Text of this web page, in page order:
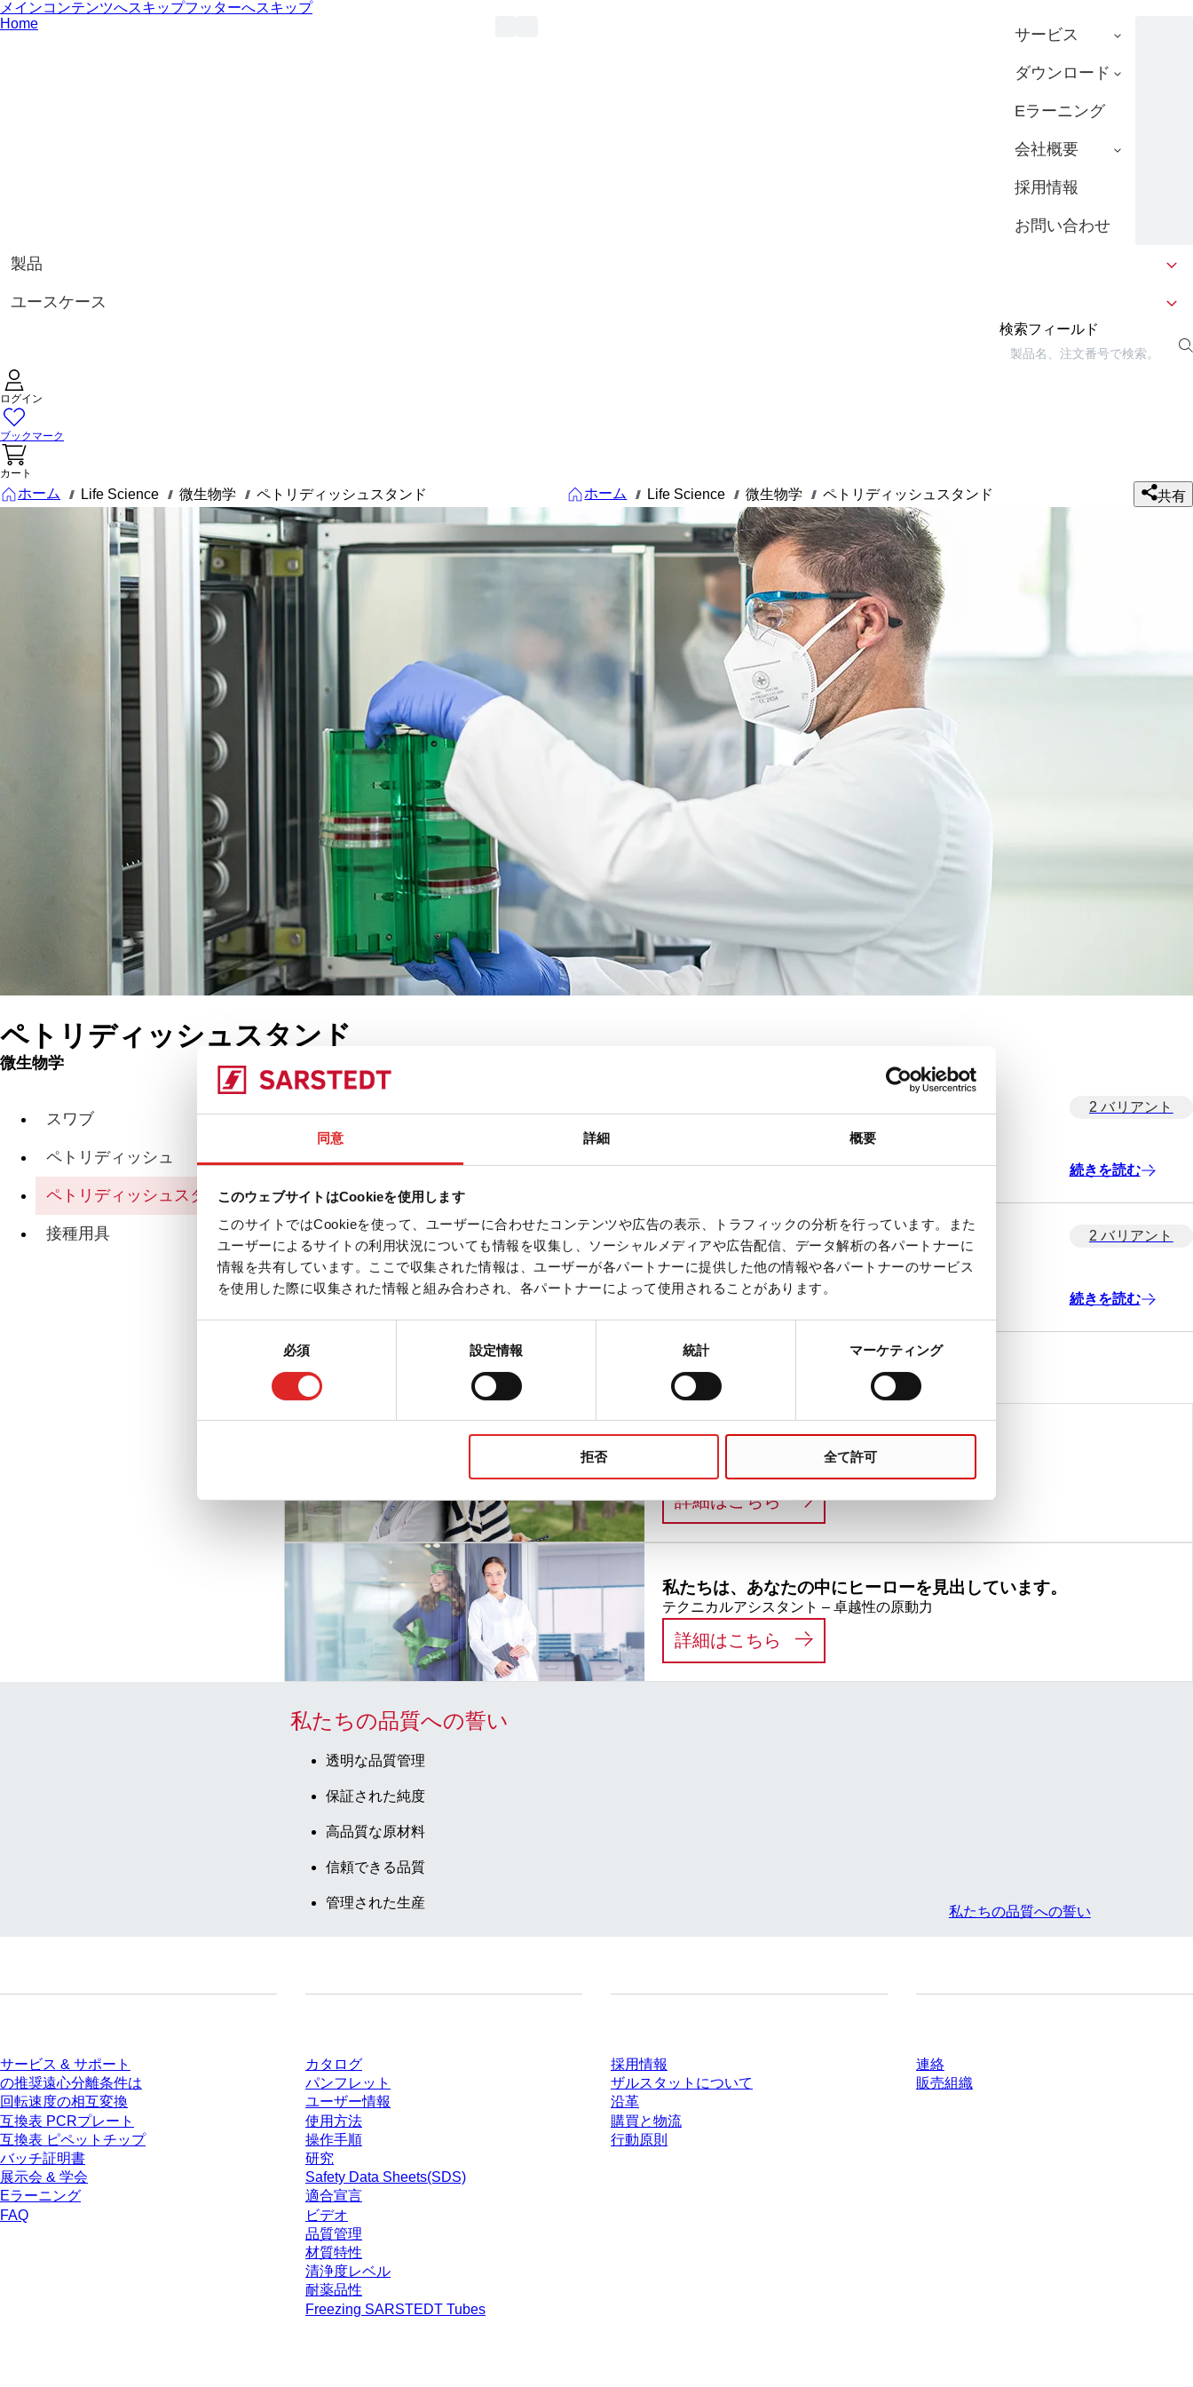
同意 詳細 概要
このウェブサイトはCookieを使用します
このサイトではCookieを使って、ユーザーに合わせたコンテンツや広告の表示、トラフィックの分析を行っています。また
ユーザーによるサイトの利用状況についても情報を収集し、ソーシャルメディアや広告配信、データ解析の各パートナーに
情報を共有しています。ここで収集された情報は、ユーザーが各パートナーに提供した他の情報や各パートナーのサービス
を使用した際に収集された情報と組み合わされ、各パートナーによって使用されることがあります。
必須 設定情報 統計 マーケティング
拒否 全て許可
メインコンテンツへスキップフッターへスキップ
Home
サービス
ダウンロード
Eラーニング
会社概要
採用情報
お問い合わせ
製品
ユースケース
検索フィールド
ログイン
ブックマーク
カート
ホーム /// Life Science /// 微生物学 /// ペトリディッシュスタンド ホーム /// Life Science /// 微生物学 /// ペトリディッシュスタンド 共有
ペトリディッシュスタンド
微生物学
スワブ
ペトリディッシュ
ペトリディッシュスタンド
接種用具
製品
2 バリアント
続きを読む
DishRack用シリコンストリップ 2 バリアント
続きを読む
Life is not always science. But science is our Life.
詳細はこちら:LIFE SCIENCE
私たちは、あなたの中にヒーローを見出しています。
テクニカルアシスタント – 卓越性の原動力
詳細はこちら 私たちは、あなたの中にヒーローを見出していま
私たちの品質への誓い
透明な品質管理
保証された純度
高品質な原材料
信頼できる品質
管理された生産
私たちの品質への誓い
サービス & サポート
の推奨遠心分離条件は
回転速度の相互変換
互換表 PCRプレート
互換表 ピペットチップ
バッチ証明書
展示会 & 学会
Eラーニング
FAQ
カタログ
パンフレット
ユーザー情報
使用方法
操作手順
研究
Safety Data Sheets(SDS)
適合宣言
ビデオ
品質管理
材質特性
清浄度レベル
耐薬品性
Freezing SARSTEDT Tubes
採用情報
ザルスタットについて
沿革
購買と物流
行動原則
連絡
販売組織